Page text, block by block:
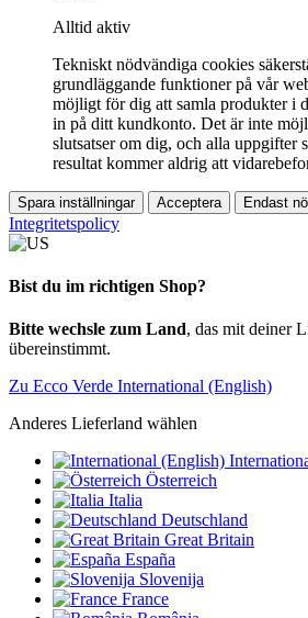
Alltid aktiv
Tekniskt nödvändiga cookies
grundläggande funktioner på vår
möjligt för dig att samla produkter i
in på ditt kundkonto. Det är inte
slutsatser om dig, och alla uppgifter
resultat kommer aldrig att
Spara inställningar Acceptera Endast
Integritetspolicy
Bist du im richtigen Shop?
Bitte wechsle zum Land, das mit deiner
übereinstimmt.
Zu Ecco Verde International (English)
Anderes Lieferland wählen
Österreich
Italia
Deutschland
Great Britain
España
Slovenija
France